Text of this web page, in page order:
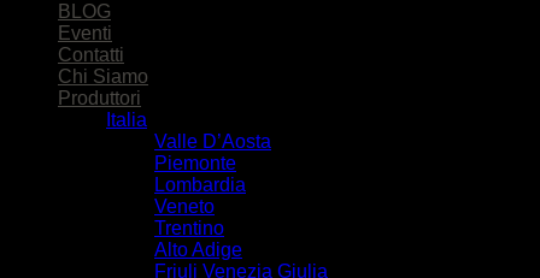
BLOG
Eventi
Contatti
Chi Siamo
Produttori
Italia
Valle D’Aosta
Piemonte
Lombardia
Veneto
Trentino
Alto Adige
Friuli Venezia Giulia